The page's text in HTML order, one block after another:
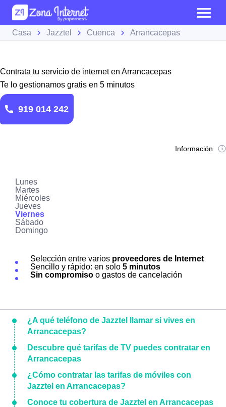
Casa Jazztel Cuenca Arrancacepas
Contrata tu servicio de internet en Arrancacepas
Te lo gestionamos gratis en 5 minutos
919 014 242
Información
Lunes
Martes
Miércoles
Jueves
Viernes
Sábado
Domingo
Selección entre varios proveedores de Internet
Sencillo y rápido: en solo 5 minutos
Sin compromiso o gastos de cancelación
¿A qué teléfono de Jazztel llamar si vives en
Arrancacepas?
Descubre qué tarifas de TV puedes contratar en
Arrancacepas
¿Cómo contratar las tarifas de móviles con
Jazztel en Arrancacepas?
Conoce tu cobertura de Jazztel en Arrancacepas